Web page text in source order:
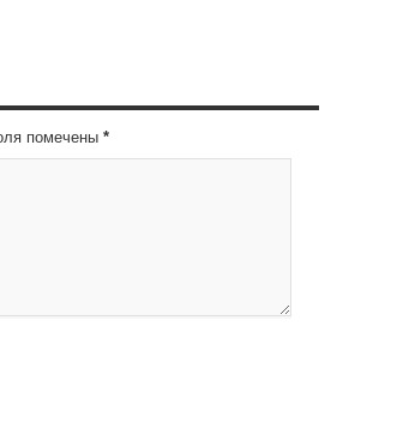
помечены *